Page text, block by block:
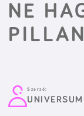
NE
Szerző:
UNIVERSUM